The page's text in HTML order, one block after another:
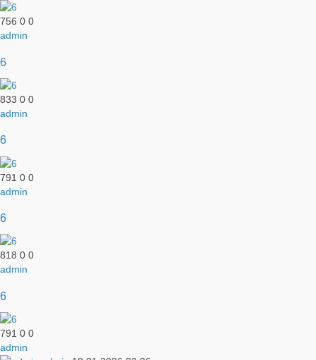
756 0 0
admin
6
833 0 0
admin
6
791 0 0
admin
6
818 0 0
admin
6
791 0 0
admin